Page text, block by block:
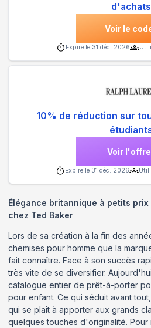
d'achats
Voir le
Expire le 31 déc. 2026
10% de réduction sur
Voir l'offre
Expire le 31 déc. 2026
Élégance britannique à petits
chez Ted Baker
Lors de sa création à la fin des
chemises pour homme que la
fait connaître. Face à son succès
très vite de se diversifier.
catalogue entier de prêt-à-porter
pour enfant. Ce qui séduit avant
qui se plaît à apporter aux grands
quelques touches d'originalité.